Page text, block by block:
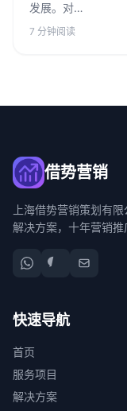
发展。对…
7 分钟阅读
借势营销
上海借势营销策划有
解决方案，十年营销推
快速导航
首页
服务项目
解决方案